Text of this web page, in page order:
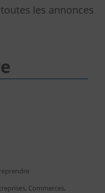
les annonces
, Commerces,